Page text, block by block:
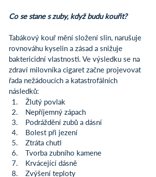
Co se stane s zuby, když budu kouřit?
Tabákový kouř mění složení slin, narušuje
rovnováhu kyselin a zásad a snižuje
baktericidní vlastnosti. Ve výsledku se na
zdraví milovníka cigaret začne projevovat
řada nežádoucích a katastrofálních
následků:
Žlutý povlak
Nepříjemný zápach
Podráždění zubů a dásní
Bolest při jezení
Ztráta chuti
Tvorba zubního kamene
Krvácející dásně
Zvýšení teploty